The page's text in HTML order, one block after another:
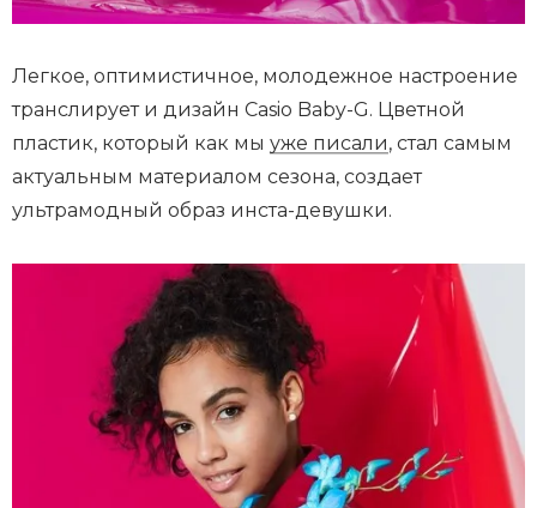
Легкое, оптимистичное, молодежное настроение
транслирует и дизайн Casio Baby-G. Цветной
пластик, который как мы уже писали, стал самым
актуальным материалом сезона, создает
ультрамодный образ инста-девушки.